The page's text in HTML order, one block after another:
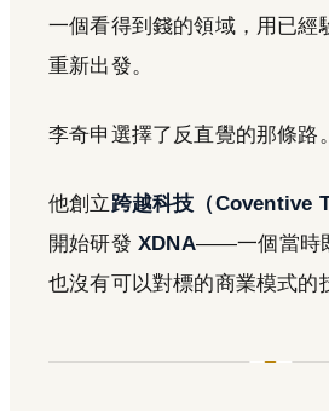
一個看得到錢的領域，用已經
重新出發。
李奇申選擇了反直覺的那條路。
他創立跨越科技（Coventive
開始研發XDNA——一個當時
也沒有可以對標的商業模式的